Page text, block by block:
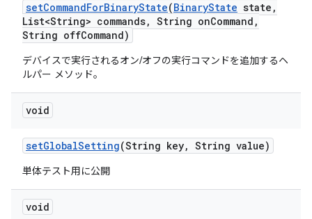
setCommandForBinaryState(BinaryState state ,
List<String> commands, String onCommand ,
String offCommand)
デバイスで実行されるオン/オフの実行コマンドを追加するヘ
ルパー メソッド。
void
setGlobalSetting(String key, String value)
単体テスト用に公開
void